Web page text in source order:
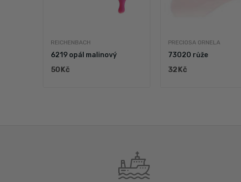
REICHENBACH
6219 opál malinový
50 Kč
PRECIOSA ORNELA
73020 růže
32 Kč